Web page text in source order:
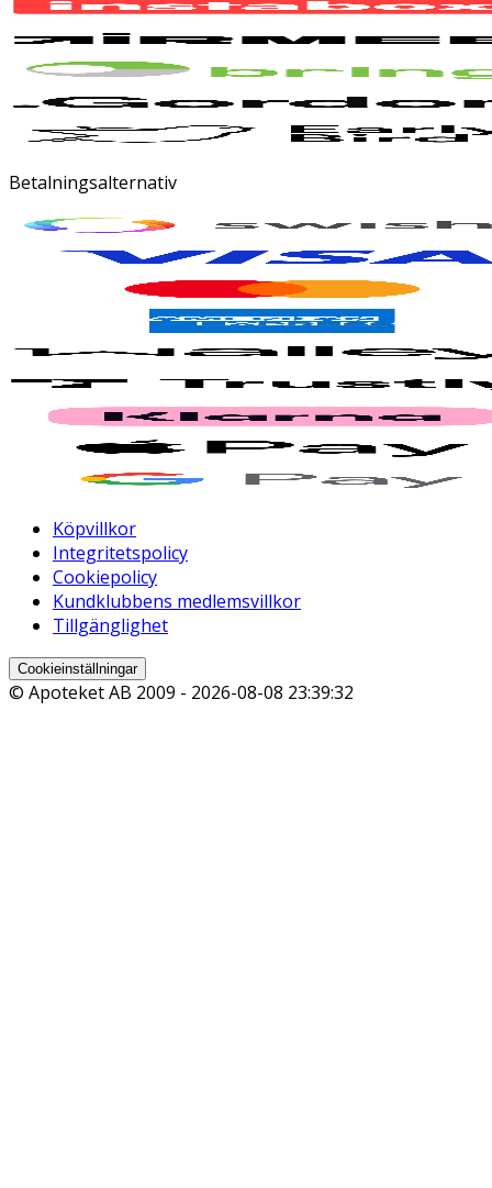
Betalningsalternativ
Köpvillkor
Integritetspolicy
Cookiepolicy
Kundklubbens medlemsvillkor
Tillgänglighet
Cookieinställningar
© Apoteket AB 2009 - 2026-08-08 23:39:32